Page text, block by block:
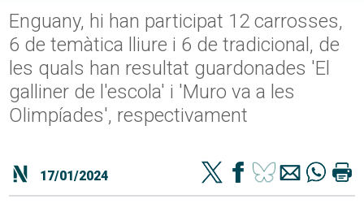
Enguany, hi han participat 12 carrosses,
6 de temàtica lliure i 6 de tradicional, de
les quals han resultat guardonades 'El
galliner de l'escola' i 'Muro va a les
Olimpíades', respectivament
17/01/2024